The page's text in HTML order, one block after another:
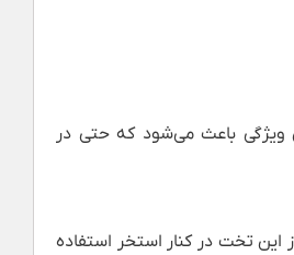
باعث می‌شود که حتی در
این تخت در کنار استخر استفاده